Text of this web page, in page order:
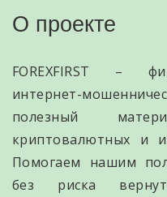
О проекте
FOREXFIRST –
интернет-
полезный
криптовалютных и
Помогаем нашим
без риска